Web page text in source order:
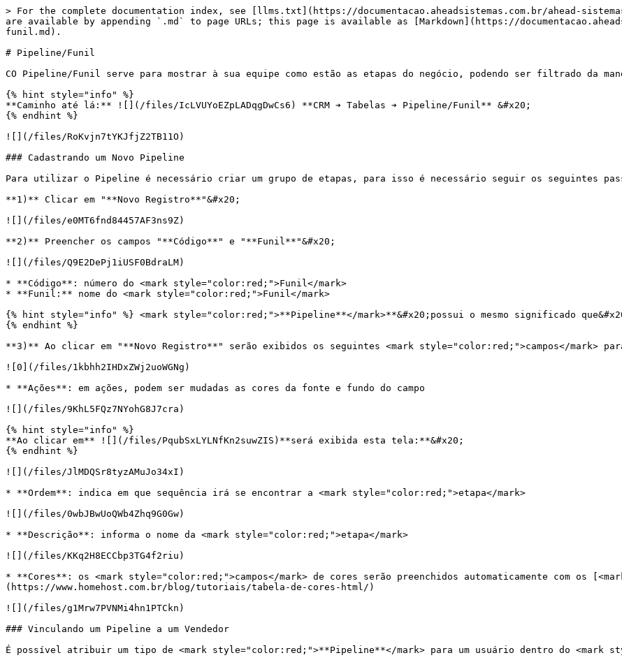
> For the complete documentation index, see [llms.txt](https://documentacao.aheadsistemas.com.br/ahead-
are available by appending `.md` to page URLs; this page is available as [Markdown](https://
funil.md).
# Pipeline/Funil
CO Pipeline/Funil serve para mostrar à sua equipe como estão as etapas do negócio, podendo ser filtrado da
{% hint style="info" %}
**Caminho até lá:** ![](/files/IcLVUYoEZpLADqgDwCs6) **CRM ➔ Tabelas ➔ Pipeline/Funil** &#x20;
{% endhint %}
![](/files/RoKvjn7tYKJfjZ2TB11O)
### Cadastrando um Novo Pipeline
Para utilizar o Pipeline é necessário criar um grupo de etapas, para isso é necessário seguir os seguintes
**1)** Clicar em "**Novo Registro**"&#x20;
![](/files/e0MT6fnd84457AF3ns9Z)
**2)** Preencher os campos "**Código**" e "**Funil**"&#x20;
![](/files/Q9E2DePj1iUSF0BdraLM)
* **Código**: número do <mark style="color:red;">Funil</mark>
* **Funil:** nome do <mark style="color:red;">Funil</mark>
{% hint style="info" %} <mark style="color:red;">**Pipeline**</mark>**&#x20;possui o mesmo significado
{% endhint %}
**3)** Ao clicar em "**Novo Registro**" serão exibidos os seguintes <mark style="color:red;">campos</mark>
![0](/files/1kbhh2IHDxZWj2uoWGNg)
* **Ações**: em ações, podem ser mudadas as cores da fonte e fundo do campo
![](/files/9KhL5FQz7NYohG8J7cra)
{% hint style="info" %}
**Ao clicar em** ![](/files/PqubSxLYLNfKn2suwZIS)**será exibida esta tela:**&#x20;
{% endhint %}
![](/files/JlMDQSr8tyzAMuJo34xI)
* **Ordem**: indica em que sequência irá se encontrar a <mark style="color:red;">etapa</mark>
![](/files/0wbJBwUoQWb4Zhq9G0Gw)
* **Descrição**: informa o nome da <mark style="color:red;">etapa</mark>
![](/files/KKq2H8ECCbp3TG4f2riu)
* **Cores**: os <mark style="color:red;">campos</mark> de cores serão preenchidos automaticamente com os
(https://www.homehost.com.br/blog/tutoriais/tabela-de-cores-html/)
![](/files/g1Mrw7PVNMi4hn1PTCkn)
### Vinculando um Pipeline a um Vendedor
É possível atribuir um tipo de <mark style="color:red;">**Pipeline**</mark> para um usuário dentro do <mark